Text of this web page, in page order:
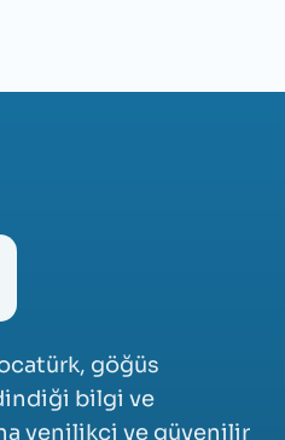
göğüs
bilgi ve
yenilikçi ve güvenilir